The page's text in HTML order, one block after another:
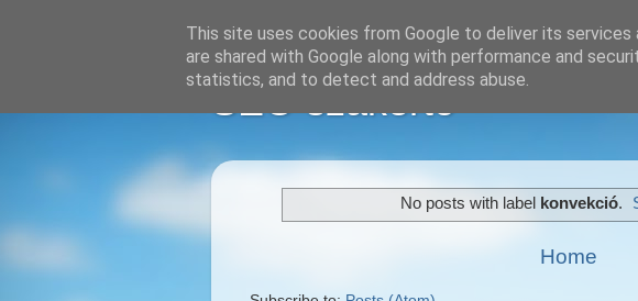
SEO szakértő
No posts with label konvekció.
Home
This site uses cookies from Google to deliver its
are shared with Google along with performance and
statistics, and to detect and address abuse.